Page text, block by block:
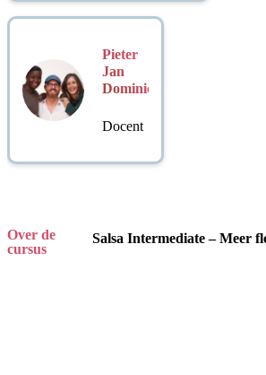
Pieter
Jan
Dominicus
Docent
Over de
cursus
Salsa Intermediate – Meer